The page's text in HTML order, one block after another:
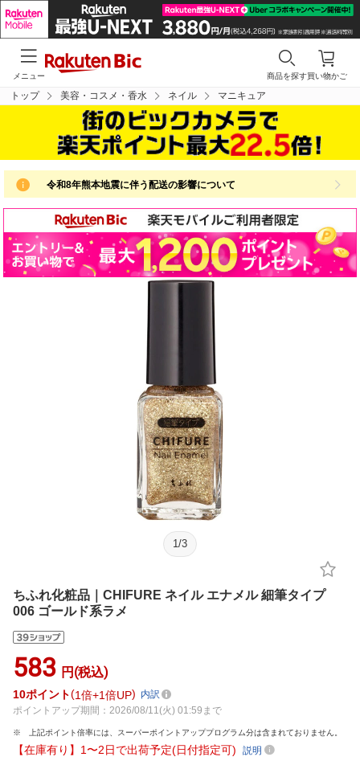
買い物かご
商品を探す
メニュー
トップ 美容・コスメ・香水 ネイル マニキュア
令和8年熊本地震に伴う配送の影響について
1 /3
ちふれ化粧品｜CHIFURE ネイル エナメル 細筆タイプ
006 ゴールド系ラメ
583 円(税込)
10ポイント 1倍 1倍UP
内訳
ポイントアップ期間：2026/08/11(火) 01:59まで
上記ポイント倍率には、スーパーポイントアッププログラム分は含まれておりません。
【在庫有り】1〜2日で出荷予定(日付指定可) 説明